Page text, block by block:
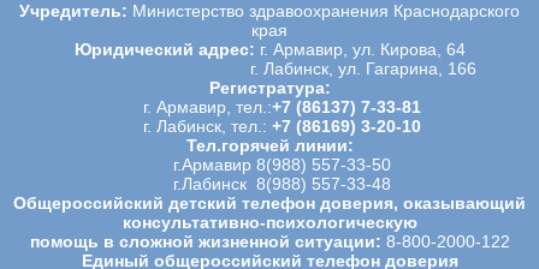
Учредитель: Министерство здравоохранения Краснодарского
края
Юридический адрес: г. Армавир, ул. Кирова, 64
г. Лабинск, ул. Гагарина, 166
Регистратура:
г. Армавир, тел.:+7 (86137) 7-33-81
г. Лабинск, тел.: +7 (86169) 3-20-10
Тел.горячей линии:
г.Армавир 8(988) 557-33-50
г.Лабинск 8(988) 557-33-48
Общероссийский детский телефон доверия, оказывающий
консультативно-психологическую
помощь в сложной жизненной ситуации: 8-800-2000-122
Единый общероссийский телефон доверия